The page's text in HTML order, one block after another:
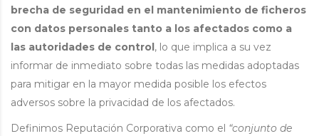
brecha de seguridad en el mantenimiento de ficheros
con datos personales tanto a los afectados como a
las autoridades de control, lo que implica a su vez
informar de inmediato sobre todas las medidas adoptadas
para mitigar en la mayor medida posible los efectos
adversos sobre la privacidad de los afectados.
Definimos Reputación Corporativa como el “conjunto de